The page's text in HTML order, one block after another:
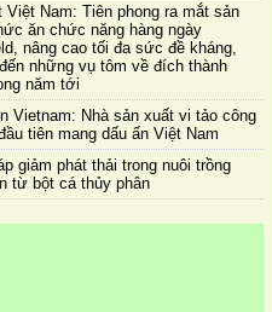
Việt Nam: Tiên phong ra mắt sản
ăn chức năng hàng ngày
nâng cao tối đa sức đề kháng,
những vụ tôm về đích thành
năm tới
Vietnam: Nhà sản xuất vi tảo công
tiên mang dấu ấn Việt Nam
giảm phát thải trong nuôi trồng
từ bột cá thủy phân